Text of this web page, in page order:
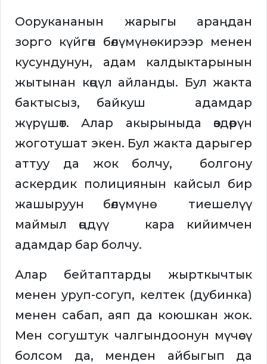
Оорукананын жарыгы араңдан
зорго күйгөн бөлүмүнө кирээр менен
кусундунун, адам калдыктарынын
жытынан көңүл айланды. Бул жакта
бактысыз, байкуш адамдар
жүрүшөт. Алар акырыныда өздөрүн
жоготушат экен. Бул жакта дарыгер
аттуу да жок болчу, болгону
аскердик полициянын кайсыл бир
жашыруун бөлүмүнө тиешелүү
маймыл өңдүү кара кийимчен
адамдар бар болчу.
Алар бейтаптарды жырткычтык
менен уруп-согуп, келтек (дубинка)
менен сабап, аяп да коюшкан жок.
Мен согуштук чалгындоонун мүчөсү
болсом да, менден айбыгып да